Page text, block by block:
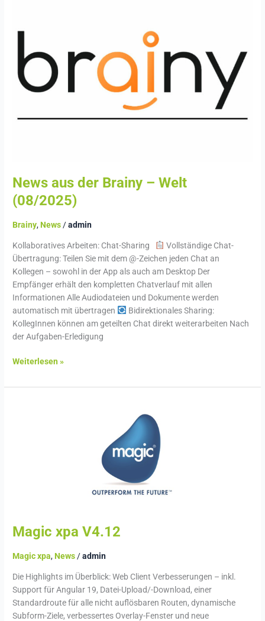
News aus der Brainy – Welt
(08/2025)
Brainy,News /admin
Kollaboratives Arbeiten: Chat-Sharing
Vollständige Chat-
Übertragung: Teilen Sie mit dem @-Zeichen jeden Chat an
Kollegen – sowohl in der App als auch am Desktop Der
Empfänger erhält den kompletten Chatverlauf mit allen
Informationen Alle Audiodateien und Dokumente werden
automatisch mit übertragen
Bidirektionales Sharing:
KollegInnen können am geteilten Chat direkt weiterarbeiten Nach
der Aufgaben-Erledigung
Brainy
Welt
(08/2025)
Weiterlesen »
Magic xpa V4.12
Magic xpa,News /admin
Die Highlights im Überblick: Web Client Verbesserungen – inkl.
Support für Angular 19, Datei-Upload/-Download, einer
Standardroute für alle nicht auflösbaren Routen, dynamische
Subform-Ziele, verbessertes Overlay-Fenster und neue